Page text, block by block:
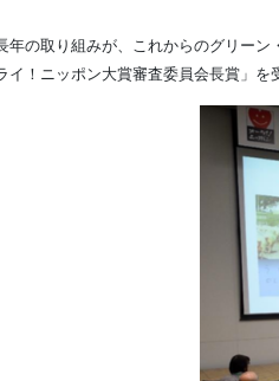
年の取り組みが、これからのグリー
！ニッポン大賞審査委員会長賞」を